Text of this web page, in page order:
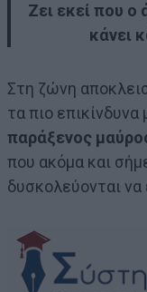
Ζει εκεί που
κάνει
Στη ζώνη
τα πιο
παράξενος
που ακόμα και
δυσκολεύονται να